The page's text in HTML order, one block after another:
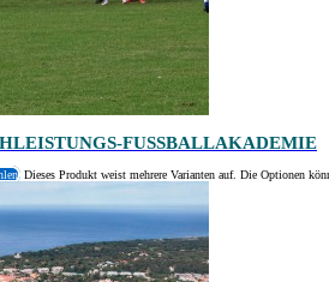
FUSSBALLAKADEMIE
Dieses Produkt weist mehrere Varianten auf. Die Optionen